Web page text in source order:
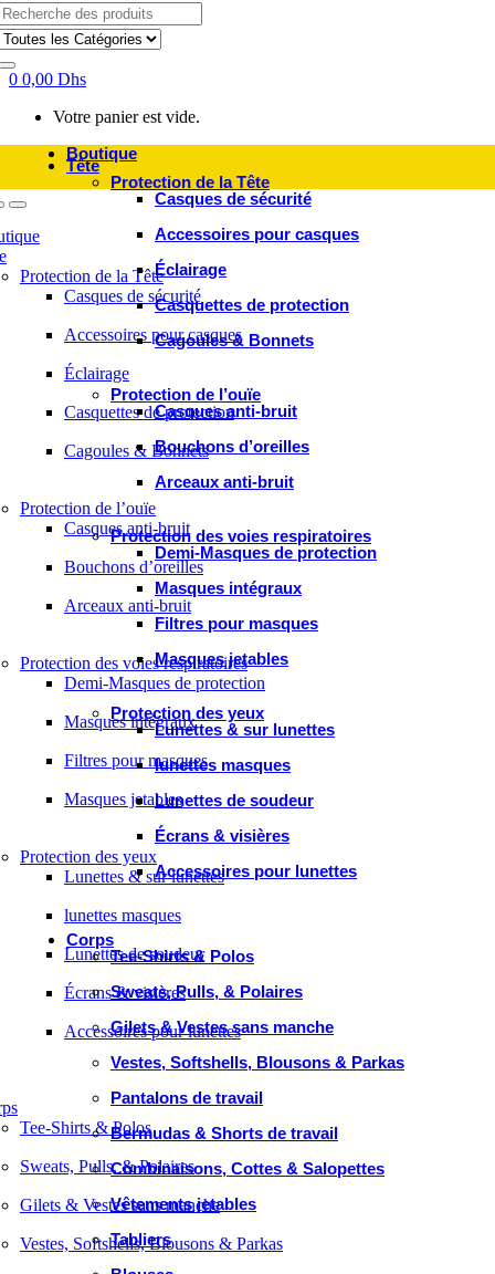
Search
for:
0 0,00 Dhs
Votre panier est vide.
Boutique
Tête
Protection de la Tête
Casques de sécurité
Accessoires pour casques
Éclairage
Casquettes de protection
Cagoules & Bonnets
Protection de l’ouïe
Casques anti-bruit
Bouchons d’oreilles
Arceaux anti-bruit
Protection des voies respiratoires
Demi-Masques de protection
Masques intégraux
Filtres pour masques
Masques jetables
Protection des yeux
Lunettes & sur lunettes
lunettes masques
Lunettes de soudeur
Écrans & visières
Accessoires pour lunettes
Corps
Tee-Shirts & Polos
Sweats, Pulls, & Polaires
Gilets & Vestes sans manche
Vestes, Softshells, Blousons & Parkas
Pantalons de travail
Bermudas & Shorts de travail
Combinaisons, Cottes & Salopettes
Vêtements jetables
Tabliers
Protection de la Tête
Casques de sécurité
Accessoires pour casques
Éclairage
Casquettes de protection
Cagoules & Bonnets
Protection de l’ouïe
Casques anti-bruit
Bouchons d’oreilles
Arceaux anti-bruit
Protection des voies respiratoires
Demi-Masques de protection
Masques intégraux
Filtres pour masques
Masques jetables
Protection des yeux
Lunettes & sur lunettes
lunettes masques
Lunettes de soudeur
Écrans & visières
Accessoires pour lunettes
Tee-Shirts & Polos
Sweats, Pulls, & Polaires
Gilets & Vestes sans manche
Vestes, Softshells, Blousons & Parkas